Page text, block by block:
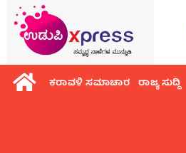
ಕರಾವಳಿ ಸಮಾಚಾರ ರಾಜ್ಯ ಸುದ್ದಿ